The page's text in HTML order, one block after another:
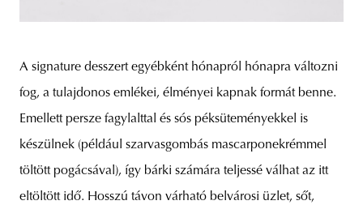
A signature desszert egyébként hónapról hónapra változni
fog, a tulajdonos emlékei, élményei kapnak formát benne.
Emellett persze fagylalttal és sós péksüteményekkel is
készülnek (például szarvasgombás mascarponekrémmel
töltött pogácsával), így bárki számára teljessé válhat az itt
eltöltött idő. Hosszú távon várható belvárosi üzlet, sőt,